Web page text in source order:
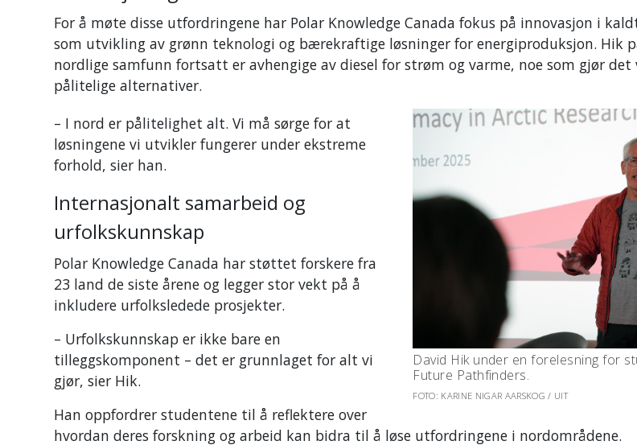
For å møte disse utfordringene har Polar Knowledge Canada fokus på innovasjon i
som utvikling av grønn teknologi og bærekraftige løsninger for energiproduksjon. Hik
nordlige samfunn fortsatt er avhengige av diesel for strøm og varme, noe som gjør
pålitelige alternativer.
David Hik under en forelesning for
Future Pathfinders.
FOTO: KARINE NIGAR AARSKOG / UIT
– I nord er pålitelighet alt. Vi må sørge for at
løsningene vi utvikler fungerer under ekstreme
forhold, sier han.
Internasjonalt samarbeid og
urfolkskunnskap
Polar Knowledge Canada har støttet forskere fra
23 land de siste årene og legger stor vekt på å
inkludere urfolksledede prosjekter.
– Urfolkskunnskap er ikke bare en
tilleggskomponent – det er grunnlaget for alt vi
gjør, sier Hik.
Han oppfordrer studentene til å reflektere over
hvordan deres forskning og arbeid kan bidra til å løse utfordringene i nordområdene.